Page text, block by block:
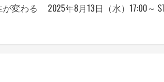
変わる
2025年8月13日（水）17:00～